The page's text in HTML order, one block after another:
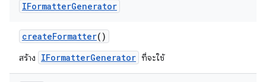
IFormatterGenerator
createFormatter()
สร้าง IFormatterGenerator ที่จะใช้